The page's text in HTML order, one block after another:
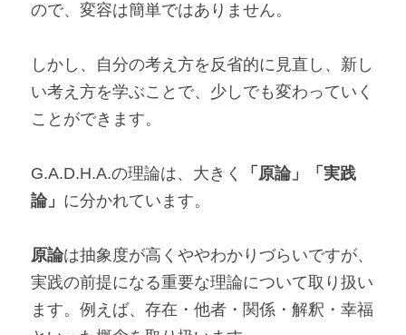
ので、変容は簡単ではありません。
しかし、自分の考え方を反省的に見直し、新し
い考え方を学ぶことで、少しでも変わっていく
ことができます。
G.A.D.H.A.の理論は、大きく
「原論」「実践
論」 に分かれています。
原論は抽象度が高くややわかりづらいですが、
実践の前提になる重要な理論について取り扱い
ます。例えば、存在・他者・関係・解釈・幸福